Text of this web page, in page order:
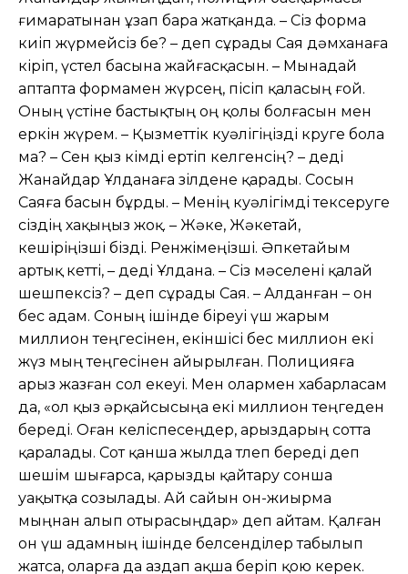
ғимаратынан ұзап бара жатқанда. – Сіз форма
киіп жүрмейсіз бе? – деп сұрады Сая дəмханаға
кіріп, үстел басына жайғасқасын. – Мынадай
аптапта формамен жүрсең, пісіп қаласың ғой.
Оның үстіне бастықтың оң қолы болғасын мен
еркін жүрем. – Қызметтік куəлігіңізді көруге бола
ма? – Сен қыз кімді ертіп келгенсің? – деді
Жанайдар Ұлданаға зілдене қарады. Сосын
Саяға басын бұрды. – Менің куəлігімді тексеруге
сіздің хақыңыз жоқ. – Жəке, Жəкетай,
кешіріңізші бізді. Ренжімеңізші. Əпкетайым
артық кетті, – деді Ұлдана. – Сіз мəселені қалай
шешпексіз? – деп сұрады Сая. – Алданған – он
бес адам. Соның ішінде біреуі үш жарым
миллион теңгесінен, екіншісі бес миллион екі
жүз мың теңгесінен айырылған. Полицияға
арыз жазған сол екеуі. Мен олармен хабарласам
да, «ол қыз əрқайсысыңа екі миллион теңгеден
береді. Оған келіспесеңдер, арыздарың сотта
қаралады. Сот қанша жылда төлеп береді деп
шешім шығарса, қарызды қайтару сонша
уақытқа созылады. Ай сайын он-жиырма
мыңнан алып отырасыңдар» деп айтам. Қалған
он үш адамның ішінде белсенділер табылып
жатса, оларға да аздап ақша беріп қою керек.